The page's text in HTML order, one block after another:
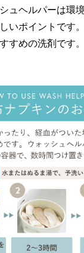
ュヘルパーは環
いポイントです
すめの洗剤です。